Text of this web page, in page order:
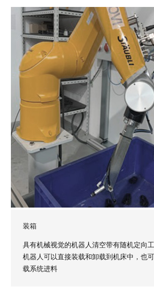
装箱
具有机械视觉的机器人清空带有随机定向
机器人可以直接装载和卸载到机床中，也
载系统进料